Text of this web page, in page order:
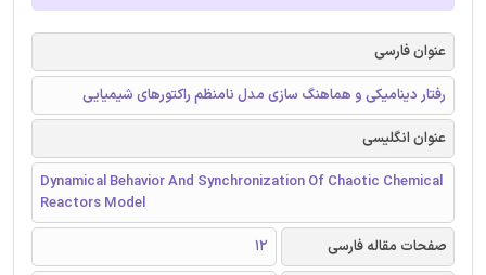
عنوان فارسی
رفتار دینامیکی و هماهنگ سازی مدل نامنظم راکتورهای شیمیایی
عنوان انگلیسی
Dynamical Behavior And Synchronization Of Chaotic Chemical
Reactors Model
صفحات مقاله فارسی
12